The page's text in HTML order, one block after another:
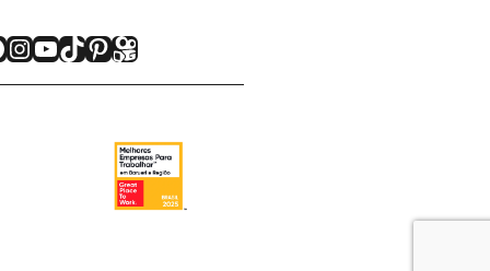
Instagram
Youtube
TikTok
Pinterest
Kwai